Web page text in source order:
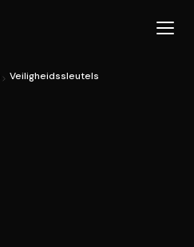
Veiligheidssleutels